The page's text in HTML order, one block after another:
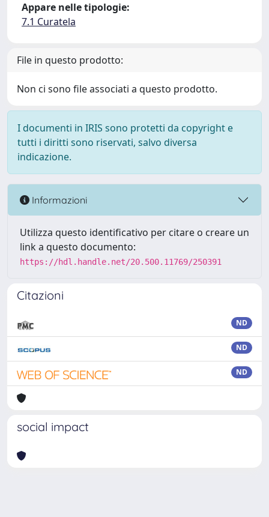
Appare nelle tipologie:
7.1 Curatela
File in questo prodotto:
Non ci sono file associati a questo prodotto.
I documenti in IRIS sono protetti da copyright e
tutti i diritti sono riservati, salvo diversa
indicazione.
Informazioni
Utilizza questo identificativo per citare o creare un
link a questo documento:
https://hdl.handle.net/20.500.11769/250391
Citazioni
ND
ND
ND
social impact